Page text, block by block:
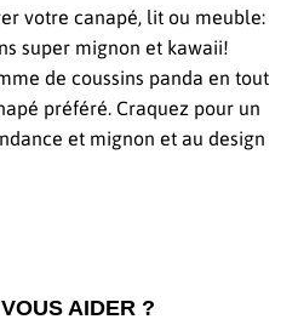
votre canapé, lit ou meuble:
super mignon et kawaii!
de coussins panda en tout
préféré. Craquez pour un
et mignon et au design
AIDER ?